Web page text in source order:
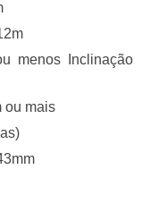
menos Inclinação
ou mais